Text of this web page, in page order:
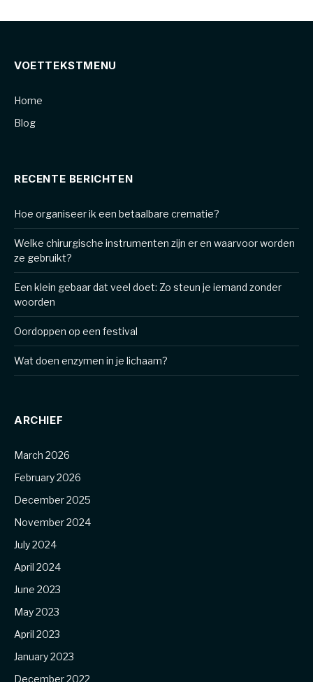
VOETTEKSTMENU
Home
Blog
RECENTE BERICHTEN
Hoe organiseer ik een betaalbare crematie?
Welke chirurgische instrumenten zijn er en waarvoor worden
ze gebruikt?
Een klein gebaar dat veel doet: Zo steun je iemand zonder
woorden
Oordoppen op een festival
Wat doen enzymen in je lichaam?
ARCHIEF
March 2026
February 2026
December 2025
November 2024
July 2024
April 2024
June 2023
May 2023
April 2023
January 2023
December 2022